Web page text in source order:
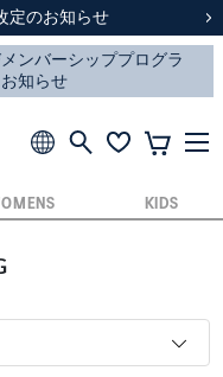
定のお知らせ
らせ
定のお知らせ
らせ
KIDS